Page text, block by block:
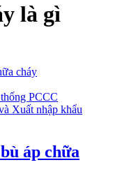
là gì
cháy
PCCC
Xuất nhập khẩu
áp chữa